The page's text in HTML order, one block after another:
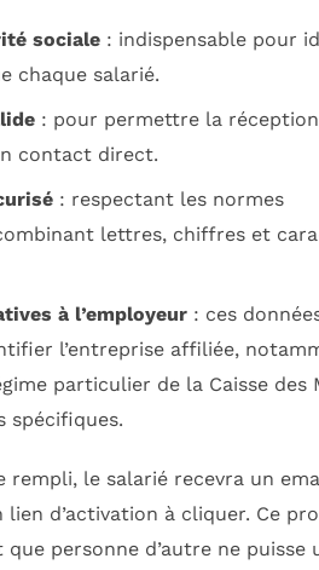
sociale: indispensable pour
chaque salarié.
: pour permettre la
contact direct.
: respectant les normes
lettres, chiffres et
à l’employeur: ces
l’entreprise affiliée,
particulier de la Caisse des
spécifiques.
rempli, le salarié recevra un
d’activation à cliquer. Ce
personne d’autre ne puisse